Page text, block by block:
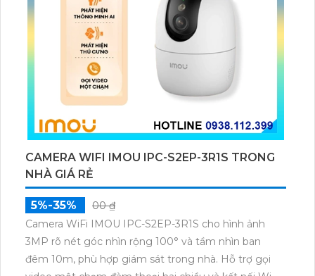
CAMERA WIFI IMOU IPC-S2EP-3R1S TRONG
NHÀ GIÁ RẺ
5%-35%
00 ₫
Camera WiFi IMOU IPC-S2EP-3R1S cho hình ảnh
3MP rõ nét góc nhìn rộng 100° và tầm nhìn ban
đêm 10m, phù hợp giám sát trong nhà. Hỗ trợ gọi